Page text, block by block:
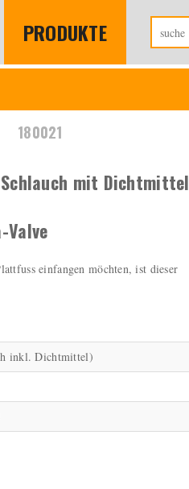
PRODUKTE
180021
mit Dichtmittel
einfangen möchten, ist dieser
inkl. Dichtmittel)